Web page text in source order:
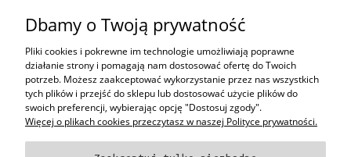
Kontakt
4 EYES OPTYKA -
optyk Warszawa
ul.Chmielna 4
00-020 Warszawa
woj. mazowieckie
+48 696 015 670
sklep@4eyes.pl
Dbamy o Twoją prywatność
Pliki cookies i pokrewne im technologie umożliwiają poprawne
działanie strony i pomagają nam dostosować ofertę do Twoich
potrzeb. Możesz zaakceptować wykorzystanie przez nas wszystkich
tych plików i przejść do sklepu lub dostosować użycie plików do
swoich preferencji, wybierając opcję "Dostosuj zgody".
Więcej o plikach cookies przeczytasz w naszej Polityce prywatności.